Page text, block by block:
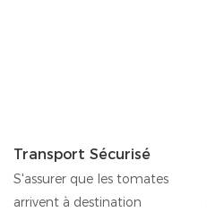
Transport Sécurisé
S'assurer que les tomates
arrivent à destination